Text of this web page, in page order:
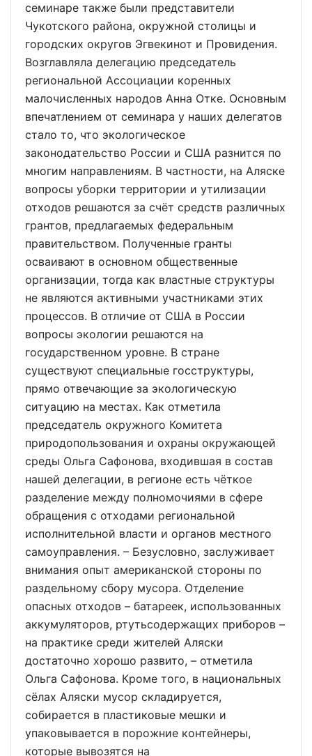
семинаре также были представители
Чукотского района, окружной столицы и
городских округов Эгвекинот и Провидения.
Возглавляла делегацию председатель
региональной Ассоциации коренных
малочисленных народов Анна Отке. Основным
впечатлением от семинара у наших делегатов
стало то, что экологическое
законодательство России и США разнится по
многим направлениям. В частности, на Аляске
вопросы уборки территории и утилизации
отходов решаются за счёт средств различных
грантов, предлагаемых федеральным
правительством. Полученные гранты
осваивают в основном общественные
организации, тогда как властные структуры
не являются активными участниками этих
процессов. В отличие от США в России
вопросы экологии решаются на
государственном уровне. В стране
существуют специальные госструктуры,
прямо отвечающие за экологическую
ситуацию на местах. Как отметила
председатель окружного Комитета
природопользования и охраны окружающей
среды Ольга Сафонова, входившая в состав
нашей делегации, в регионе есть чёткое
разделение между полномочиями в сфере
обращения с отходами региональной
исполнительной власти и органов местного
самоуправления. – Безусловно, заслуживает
внимания опыт американской стороны по
раздельному сбору мусора. Отделение
опасных отходов – батареек, использованных
аккумуляторов, ртутьсодержащих приборов –
на практике среди жителей Аляски
достаточно хорошо развито, – отметила
Ольга Сафонова. Кроме того, в национальных
сёлах Аляски мусор складируется,
собирается в пластиковые мешки и
упаковывается в порожние контейнеры,
которые вывозятся на